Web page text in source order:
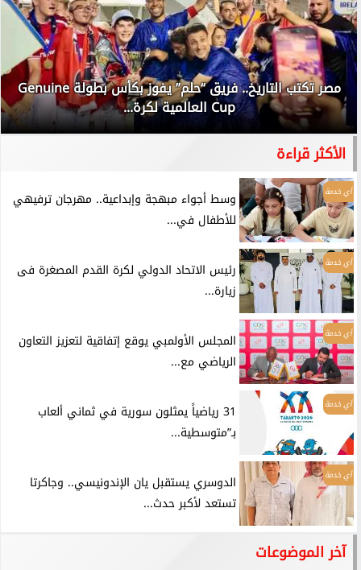
مصر تكتب التاريخ.. فريق “حلم” يفوز بكأس بطولة Genuine
Cup العالمية لكرة...
الأكثر قراءة
أي خدمة
وسط أجواء مبهجة وإبداعية.. مهرجان ترفيهي
للأطفال في...
أي خدمة
رئيس الاتحاد الدولي لكرة القدم المصغرة فى
زيارة...
أي خدمة
المجلس الأولمبي يوقع إتفاقية لتعزيز التعاون
الرياضي مع...
أي خدمة
31 رياضياً يمثلون سورية في ثماني ألعاب
بـ”متوسطية...
أي خدمة
الدوسري يستقبل يان الإندونيسي.. وجاكرتا
تستعد لأكبر حدث...
آخر الموضوعات